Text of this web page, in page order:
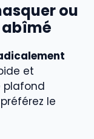
ou
et
plafond
le